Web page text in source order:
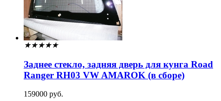
★★★★★
Заднее стекло, задняя дверь для кунга Road
Ranger RH03 VW AMAROK (в сборе)
159000 руб.